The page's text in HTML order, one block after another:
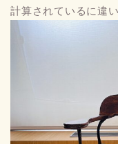
計算されているに違い